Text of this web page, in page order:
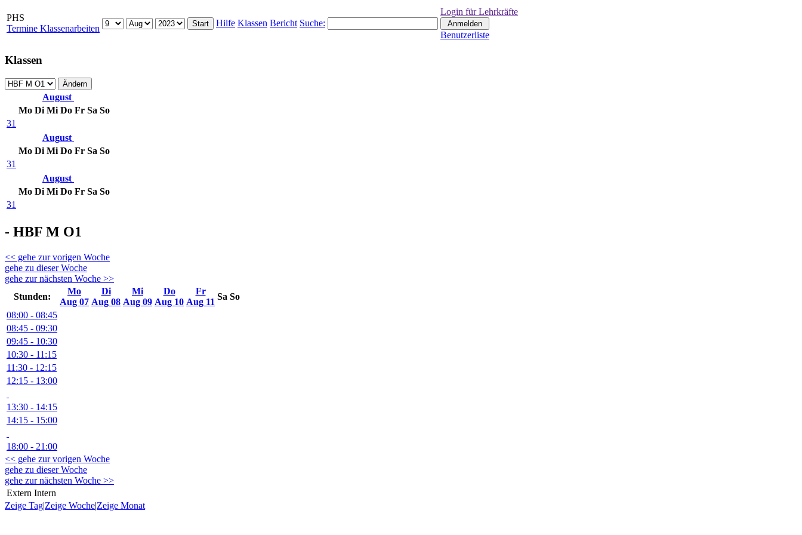
PHS
Termine Klassenarbeiten
Hilfe Klassen Bericht Suche:
Login für Lehrkräfte
Benutzerliste
Klassen
August
Mo Di Mi Do Fr Sa So
31
August
Mo Di Mi Do Fr Sa So
31
August
Mo Di Mi Do Fr Sa So
31
- HBF M O1
<< gehe zur vorigen Woche
gehe zu dieser Woche
gehe zur nächsten Woche >>
Stunden:
Mo
Aug 07
Di
Aug 08
Mi
Aug 09
Do
Aug 10
Fr
Aug 11
Sa So
08:00 - 08:45
08:45 - 09:30
09:45 - 10:30
10:30 - 11:15
11:30 - 12:15
12:15 - 13:00
13:30 - 14:15
14:15 - 15:00
18:00 - 21:00
<< gehe zur vorigen Woche
gehe zu dieser Woche
gehe zur nächsten Woche >>
Extern Intern
Zeige Tag|Zeige Woche|Zeige Monat